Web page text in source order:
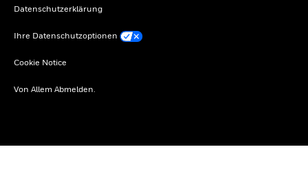
Datenschutzerklärung
Ihre Datenschutzoptionen
Cookie Notice
Von Allem Abmelden.